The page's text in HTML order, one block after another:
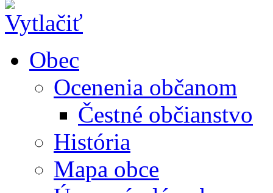
Obec
Ocenenia občanom
Čestné občianstvo
História
Mapa obce